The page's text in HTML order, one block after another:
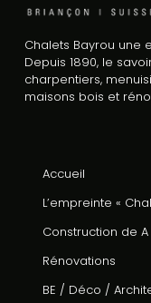
Chalets Bayrou une
Depuis 1890, le
charpentiers,
maisons bois et
Accueil
L’empreinte «
Construction de A
Rénovations
BE / Déco /